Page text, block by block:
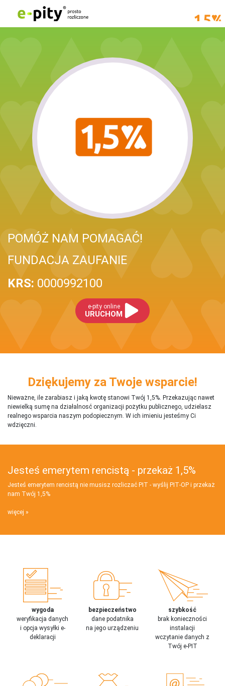
POMÓŻ NAM POMAGAĆ!
FUNDACJA ZAUFANIE
KRS: 0000992100
e-pity online
URUCHOM
Dziękujemy za Twoje wsparcie!
Nieważne, ile zarabiasz i jaką kwotę stanowi Twój 1,5%. Przekazując nawet
niewielką sumę na działalnosć organizacji pożytku publicznego, udzielasz
realnego wsparcia naszym podopiecznym. W ich imieniu jesteśmy Ci
wdzięczni.
Jesteś emerytem rencistą - przekaż 1,5%
Jesteś emerytem rencistą nie musisz rozliczać PIT - wyślij PIT‑OP i przekaż
nam Twój 1,5%
więcej
wygoda
weryfikacja danych
i opcja wysyłki e-
deklaracji
bezpieczeństwo
dane podatnika
na jego urządzeniu
szybkość
brak konieczności
instalacji
wczytanie danych z
Twój e-PIT